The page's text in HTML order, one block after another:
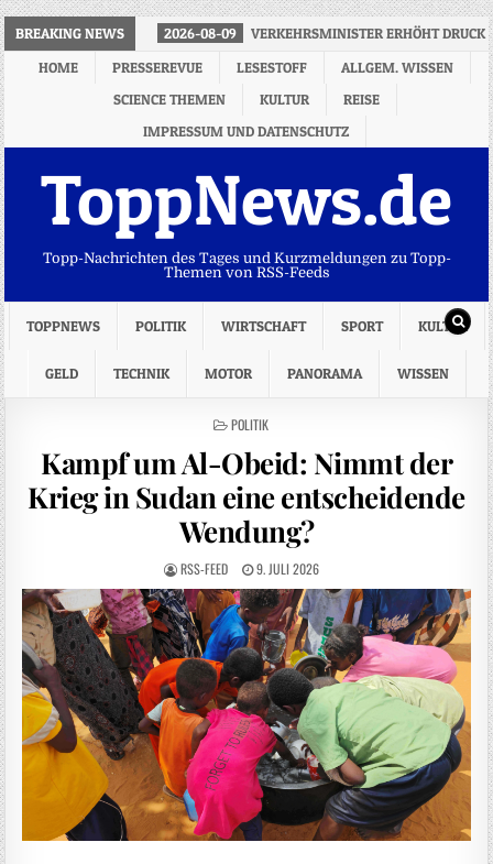
BREAKING NEWS 2026-08-09
VERKEHRSMINISTER ERHÖHT
HOME
PRESSEREVUE LESESTOFF
ALLGEM. WISSEN
SCIENCE THEMEN
KULTUR
REISE
IMPRESSUM UND DATENSCHUTZ
ToppNews.de
Topp-Nachrichten des Tages und Kurzmeldungen zu Topp-
Themen von RSS-Feeds
TOPPNEWS POLITIK WIRTSCHAFT SPORT KULTUR
GELD TECHNIK MOTOR PANORAMA WISSEN
POSTED
POLITIK
Kampf um Al-Obeid: Nimmt der
Krieg in Sudan eine entscheidende
Wendung?
RSS-FEED 9. JULI 2026